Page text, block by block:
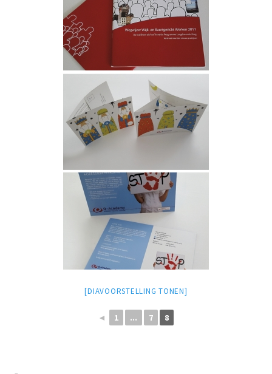
[DIAVOORSTELLING TONEN]
◄ 1 ... 7 8